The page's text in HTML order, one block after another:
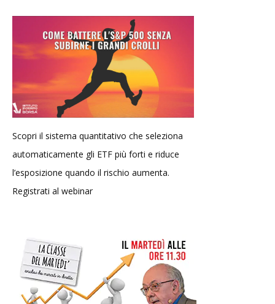
Scopri il sistema quantitativo che seleziona
automaticamente gli ETF più forti e riduce
l’esposizione quando il rischio aumenta.
Registrati al webinar